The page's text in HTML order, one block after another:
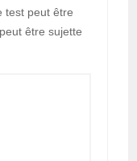
test peut être
être sujette